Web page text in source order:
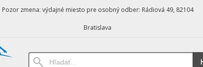
Pozor zmena: výdajné miesto pre osobný odber: Rádiová 49, 82104
Bratislava